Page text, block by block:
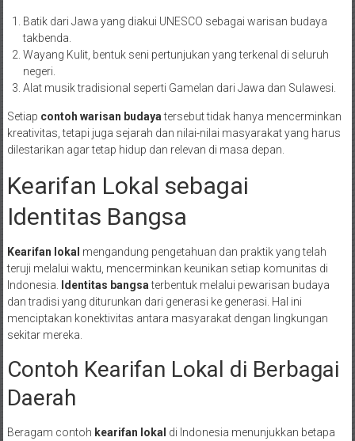
Batik dari Jawa yang diakui UNESCO sebagai warisan budaya
takbenda.
Wayang Kulit, bentuk seni pertunjukan yang terkenal di seluruh
negeri.
Alat musik tradisional seperti Gamelan dari Jawa dan Sulawesi.
Setiap contoh warisan budayatersebut tidak hanya mencerminkan
kreativitas, tetapi juga sejarah dan nilai-nilai masyarakat yang harus
dilestarikan agar tetap hidup dan relevan di masa depan.
Kearifan Lokal sebagai
Identitas Bangsa
Kearifan lokal mengandung pengetahuan dan praktik yang telah
teruji melalui waktu, mencerminkan keunikan setiap komunitas di
Indonesia.
Identitas bangsaterbentuk melalui pewarisan budaya
dan tradisi yang diturunkan dari generasi ke generasi. Hal ini
menciptakan konektivitas antara masyarakat dengan lingkungan
sekitar mereka.
Contoh Kearifan Lokal di Berbagai
Daerah
Beragam contoh kearifan lokal di Indonesia menunjukkan betapa